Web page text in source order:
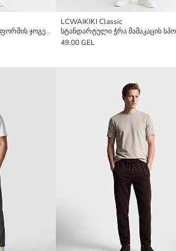
მამაკაცის სტანდარტული ფორმის ჯოგერები ზიპერიანი ჯიბეებით
LCWAIKIKI Classic
49,00 GEL